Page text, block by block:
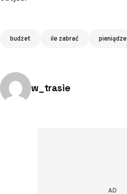
Tagi
budżet ile zabrać pieniądze
Opublikowano przez:
w_trasie